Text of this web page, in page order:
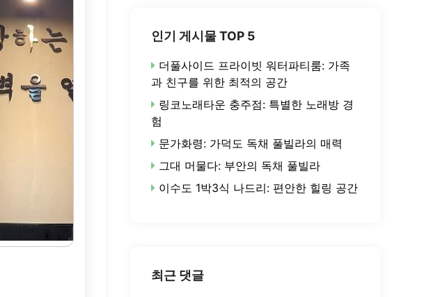
인기 게시물 TOP 5
더풀사이드 프라이빗 워터파티룸: 가족
과 친구를 위한 최적의 공간
링코노래타운 충주점: 특별한 노래방 경
험
문가화령: 가덕도 독채 풀빌라의 매력
그대 머물다: 부안의 독채 풀빌라
이수도 1박3식 나드리: 편안한 힐링 공간
최근 댓글